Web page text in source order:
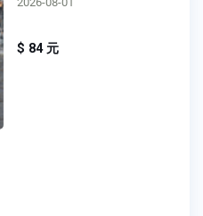
$ 84 元